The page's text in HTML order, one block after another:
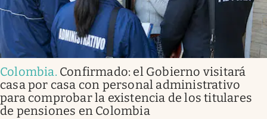
Colombia. Confirmado: el Gobierno visitará
casa por casa con personal administrativo
para comprobar la existencia de los titulares
de pensiones en Colombia